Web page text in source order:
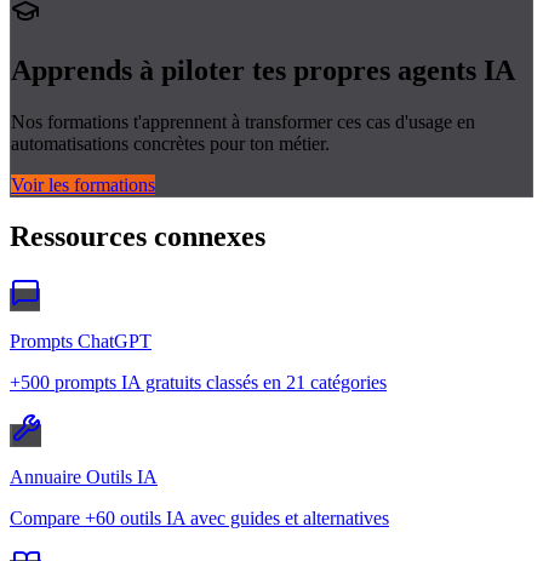
Apprends à piloter tes propres agents IA
Nos formations t'apprennent à transformer ces cas d'usage en
automatisations concrètes pour ton métier.
Voir les formations
Ressources connexes
Prompts ChatGPT
+500 prompts IA gratuits classés en 21 catégories
Annuaire Outils IA
Compare +60 outils IA avec guides et alternatives